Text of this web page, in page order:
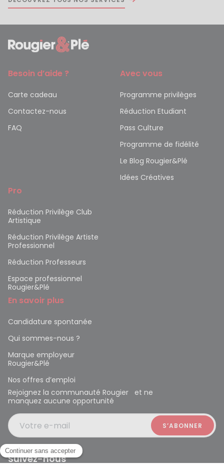
Besoin d’aide ?
Carte cadeau
Contactez-nous
FAQ
Avec vous
Programme privilèges
Réduction Etudiant
Pass Culture
Programme de fidélité
Le Blog Rougier&Plé
Idées Créatives
Pro
Réduction Privilège Club
Artistique
Réduction Privilège Artiste
Professionnel
Réduction Professeurs
Espace professionnel
Rougier&Plé
En savoir plus
Candidature spontanée
Qui sommes-nous ?
Marque employeur
Rougier&Plé
Nos offres d’emploi
Rejoignez la communauté Rougier et ne
manquez aucune opportunité
Votre e-mail
Suivez-nous